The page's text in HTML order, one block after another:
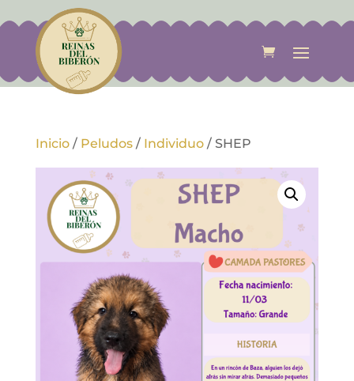
Inicio/ Peludos/ Individuo/ SHEP